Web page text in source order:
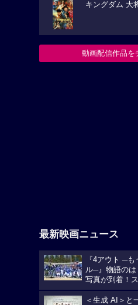
キングダム 大
動画配信作品を
最新映画ニュース
『4アウト ─
ル─』物語の
写真が到着！
＜生成 AI＞と